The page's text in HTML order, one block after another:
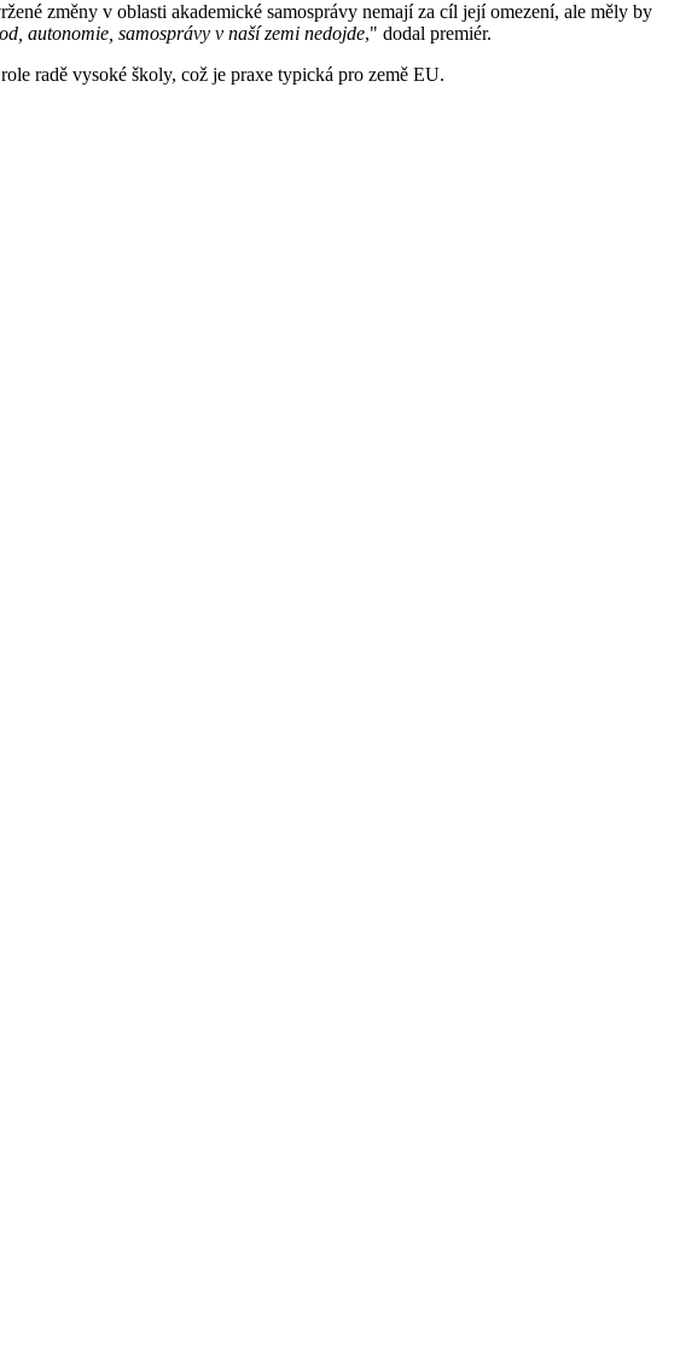
změny v oblasti akademické samosprávy nemají za cíl její omezení, ale měly by
autonomie, samosprávy v naší zemi nedojde," dodal premiér.
radě vysoké školy, což je praxe typická pro země EU.